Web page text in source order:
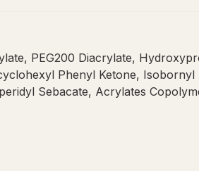
PEG200 Diacrylate,
Phenyl Ketone,
Sebacate, Acrylates